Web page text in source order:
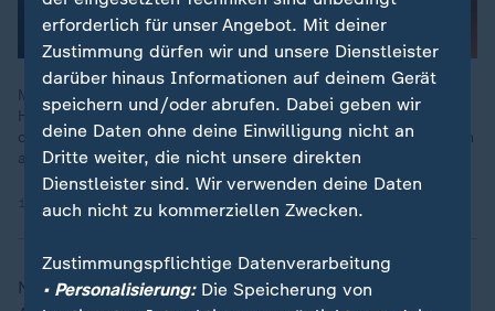
Matthäus, Basler, Effenberg: Mehr Theater als beim FC
Hollywood war im Fußball nie. Wie ist das heute? Wie hat sich
die Branche verändert? Und was macht einen Typen eigentlich
aus?
16.01.2025 | 16:02 min
Nun wurde es wild. Erst sorgte Boadu für den
erforderlich für unser Angebot. Mit deiner
Zustimmung dürfen wir und unsere Dienstleister
darüber hinaus Informationen auf deinem Gerät
speichern und/oder abrufen. Dabei geben wir
deine Daten ohne deine Einwilligung nicht an
Dritte weiter, die nicht unsere direkten
Dienstleister sind. Wir verwenden deine Daten
auch nicht zu kommerziellen Zwecken.
Zustimmungspflichtige Datenverarbeitung
• Personalisierung:Die Speicherung von